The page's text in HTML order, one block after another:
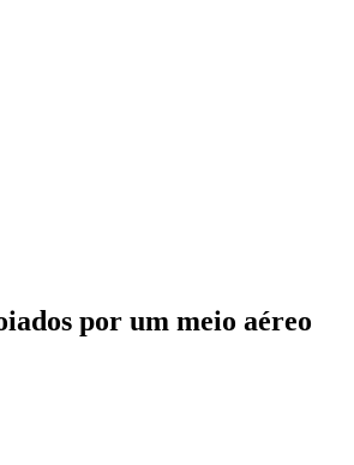
por um meio aéreo